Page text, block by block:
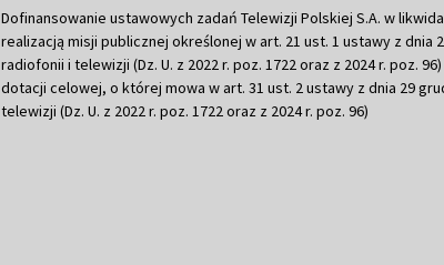
Dofinansowanie ustawowych zadań Telewizji Polskiej S.A. w
realizacją misji publicznej określonej w art. 21 ust. 1 ustawy z dnia
radiofonii i telewizji (Dz. U. z 2022 r. poz. 1722 oraz z 2024 r. poz.
dotacji celowej, o której mowa w art. 31 ust. 2 ustawy z dnia 29
telewizji (Dz. U. z 2022 r. poz. 1722 oraz z 2024 r. poz. 96)